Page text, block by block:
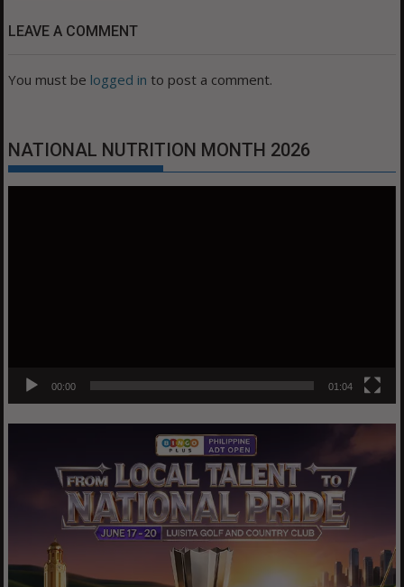
LEAVE A COMMENT
You must be logged in to post a comment.
NATIONAL NUTRITION MONTH 2026
00:00 01:04